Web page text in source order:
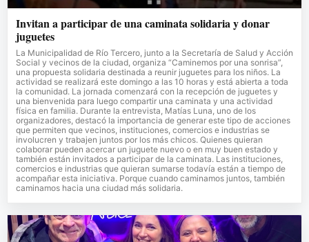
Invitan a participar de una caminata solidaria y donar
juguetes
La Municipalidad de Río Tercero, junto a la Secretaría de Salud y Acción
Social y vecinos de la ciudad, organiza “Caminemos por una sonrisa”,
una propuesta solidaria destinada a reunir juguetes para los niños. La
actividad se realizará este domingo a las 10 horas y está abierta a toda
la comunidad. La jornada comenzará con la recepción de juguetes y
una bienvenida para luego compartir una caminata y una actividad
física en familia. Durante la entrevista, Matías Luna, uno de los
organizadores, destacó la importancia de generar este tipo de acciones
que permiten que vecinos, instituciones, comercios e industrias se
involucren y trabajen juntos por los más chicos. Quienes quieran
colaborar pueden acercar un juguete nuevo o en muy buen estado y
también están invitados a participar de la caminata. Las instituciones,
comercios e industrias que quieran sumarse todavía están a tiempo de
acompañar esta iniciativa. Porque cuando caminamos juntos, también
caminamos hacia una ciudad más solidaria.